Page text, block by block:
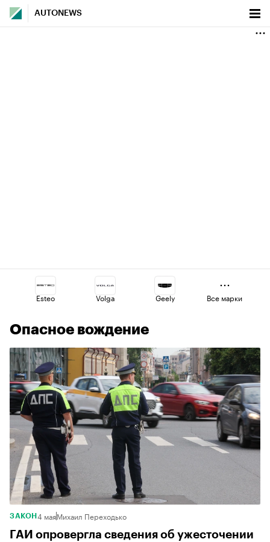
AUTONEWS
Esteo Volga Geely
Changan
Jaecoo Omoda Voyah
Все марки
Опасное вождение
ЗАКОН 4 маяМихаил Переходько
ГАИ опровергла сведения об ужесточении